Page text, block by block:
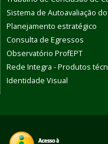
Sistema de Autoavaliação
Planejamento estratégico
Consulta de Egressos
Observatório ProfEPT
Rede Integra - Produtos
Identidade Visual